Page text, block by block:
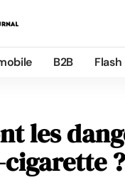
B2B
les
cigarette ?